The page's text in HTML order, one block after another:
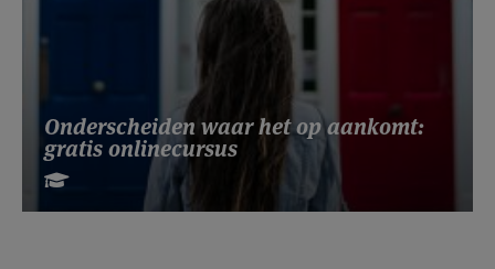
Onderscheiden waar het op aankomt:
gratis onlinecursus